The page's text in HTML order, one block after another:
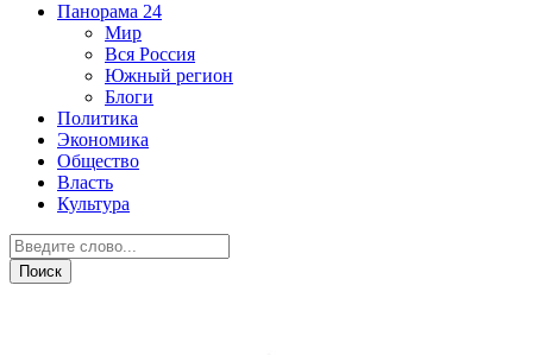
Панорама 24
Мир
Вся Россия
Южный регион
Блоги
Политика
Экономика
Общество
Власть
Культура